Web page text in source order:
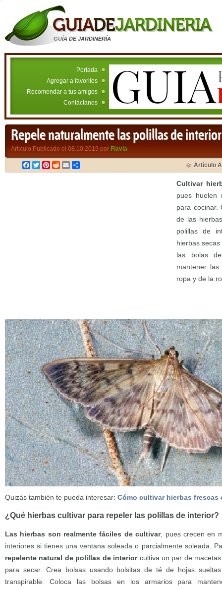
GUÍA DE JARDINERÍA
Portada
Agregar a favoritos
Recomendar a tus amigos
Contáctanos
Repele naturalmente las polillas de
Artículo Publicado el 08.10.2019 por Flavia
Facebook
TwitterPinterest
RedditEmail Artículo
Cultivar
pues huelen
para cocinar.
de las
polillas de
hierbas
las bolas
mantener
ropa y de la
Quizás también te pueda interesar: Cómo cultivar hierbas frescas
¿Qué hierbas cultivar para repeler las polillas de interior?
Las hierbas son realmente fáciles de cultivar, pues crecen en
interiores si tienes una ventana soleada o parcialmente soleada.
repelente natural de polillas de interiorcultiva un par de
para secar. Crea bolsas usando bolsitas de té de hojas
transpirable. Coloca las bolsas en los armarios para